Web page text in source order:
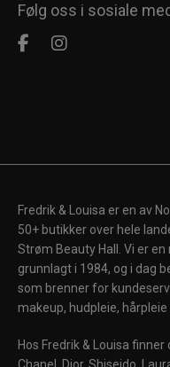
Følg oss i sosiale
Fredrik & Louisa er en av
50+ butikker over hele
Strøm Beauty Hall. Vi er
grunnlagt i 1984, og i dag
som brenner for
makeup, hudpleie,
Hos Fredrik & Louisa